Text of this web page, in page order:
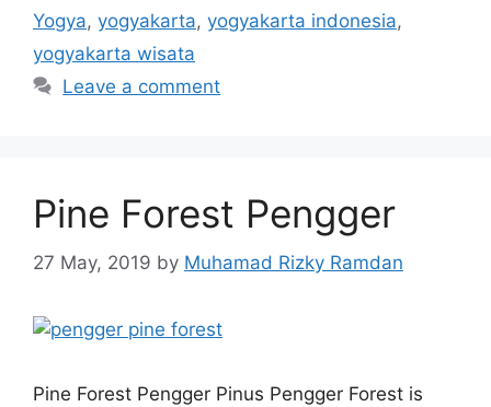
Yogya, yogyakarta, yogyakarta indonesia,
yogyakarta wisata
Leave a comment
Pine Forest Pengger
27 May, 2019 by Muhamad Rizky Ramdan
Pine Forest Pengger Pinus Pengger Forest is